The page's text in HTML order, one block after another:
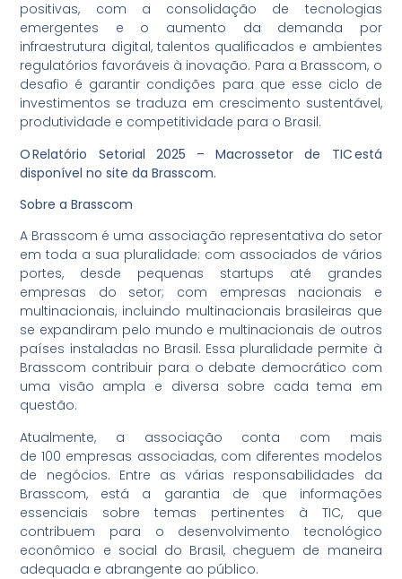
positivas, com a consolidação de tecnologias
emergentes e o aumento da demanda por
infraestrutura digital, talentos qualificados e ambientes
regulatórios favoráveis à inovação. Para a Brasscom, o
desafio é garantir condições para que esse ciclo de
investimentos se traduza em crescimento sustentável,
produtividade e competitividade para o Brasil.
O Relatório Setorial 2025 – Macrossetor de TIC está
disponível no site da Brasscom.
Sobre a Brasscom
A Brasscom é uma associação representativa do setor
em toda a sua pluralidade: com associados de vários
portes, desde pequenas startups até grandes
empresas do setor; com empresas nacionais e
multinacionais, incluindo multinacionais brasileiras que
se expandiram pelo mundo e multinacionais de outros
países instaladas no Brasil. Essa pluralidade permite à
Brasscom contribuir para o debate democrático com
uma visão ampla e diversa sobre cada tema em
questão.
Atualmente, a associação conta com mais
de 100 empresas associadas, com diferentes modelos
de negócios. Entre as várias responsabilidades da
Brasscom, está a garantia de que informações
essenciais sobre temas pertinentes à TIC, que
contribuem para o desenvolvimento tecnológico
econômico e social do Brasil, cheguem de maneira
adequada e abrangente ao público.